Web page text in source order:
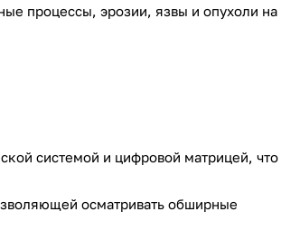
процессы, эрозии, язвы и опухоли на
системой и цифровой матрицей, что
осматривать обширные